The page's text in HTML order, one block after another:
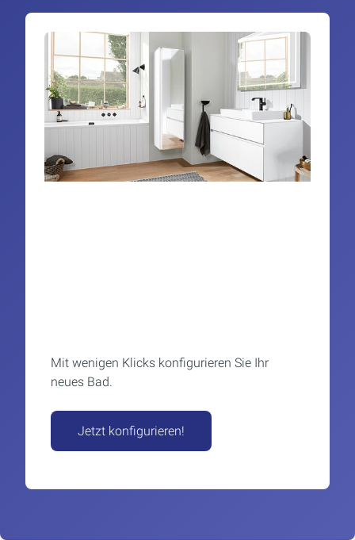
Mit wenigen Klicks konfigurieren Sie Ihr
neues Bad.
Jetzt konfigurieren!